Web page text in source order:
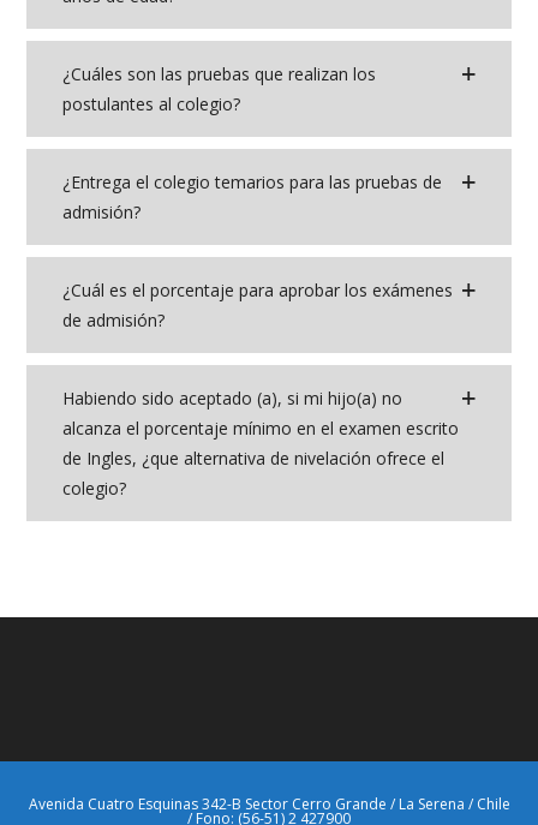
¿Cuáles son las pruebas que realizan los
postulantes al colegio?
¿Entrega el colegio temarios para las pruebas de
admisión?
¿Cuál es el porcentaje para aprobar los exámenes
de admisión?
Habiendo sido aceptado (a), si mi hijo(a) no
alcanza el porcentaje mínimo en el examen escrito
de Ingles, ¿que alternativa de nivelación ofrece el
colegio?
Avenida Cuatro Esquinas 342-B Sector Cerro Grande / La Serena / Chile
/ Fono: (56-51) 2 427900